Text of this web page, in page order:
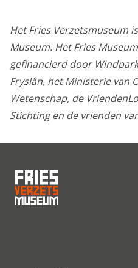
Het Fries Verzetsmuseum
Museum. Het Fries
gefinancierd door
Fryslân, het Ministerie van
Wetenschap, de
Stichting en de vrienden